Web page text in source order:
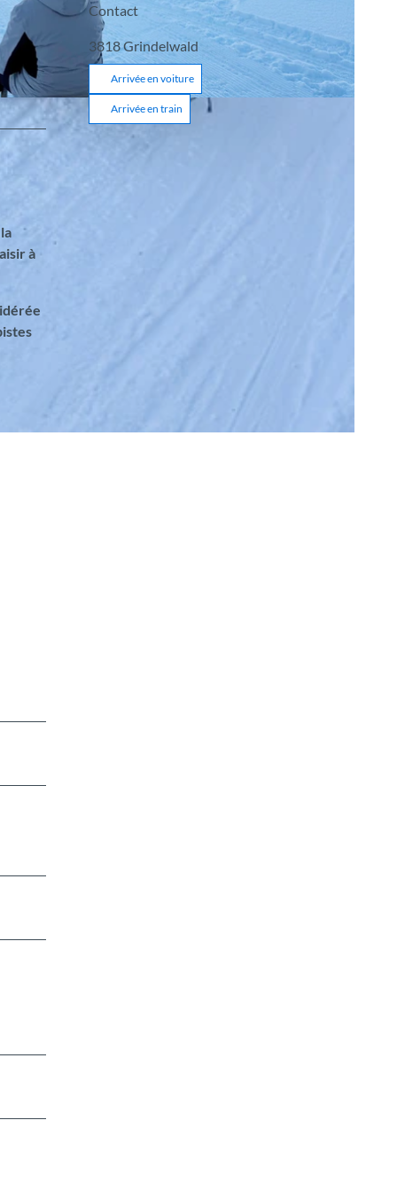
à
Contact
3818Grindelwald
Arrivée en voiture
Arrivée en train